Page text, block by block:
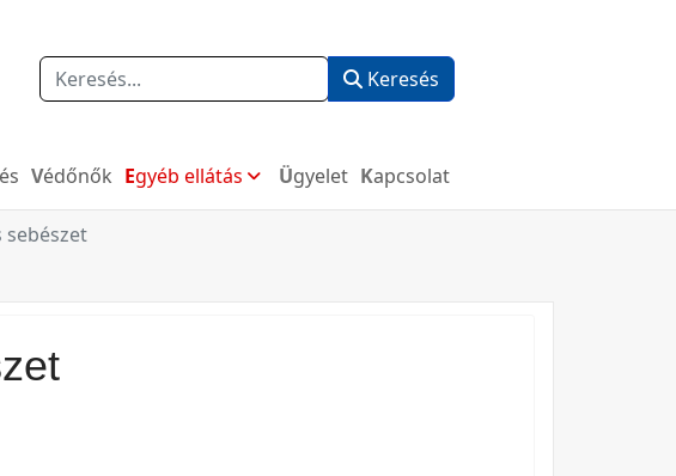
Keresés
Védőnők Egyéb ellátás Ügyelet Kapcsolat
sebészet